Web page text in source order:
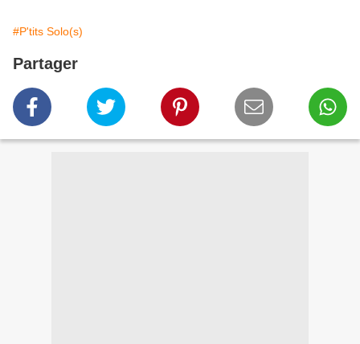
#P'tits Solo(s)
Partager